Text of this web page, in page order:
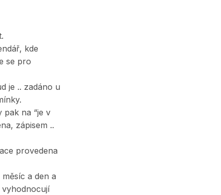
kde
se pro
je .. zadáno u
pak na “je v
zápisem ..
provedena
a den a
vyhodnocují